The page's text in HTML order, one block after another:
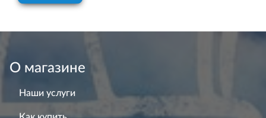
О магазине
Наши услуги